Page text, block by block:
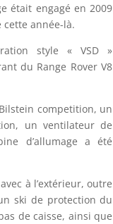
était engagé en 2009
cette année-là.
style « VSD »
du Range Rover V8
competition, un
un ventilateur de
d’allumage a été
à l’extérieur, outre
ski de protection du
de caisse, ainsi que